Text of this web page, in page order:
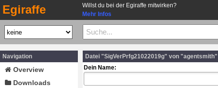
Egiraffe
Willst du bei der Egiraffe mitwirken?
Mehr Infos
Navigation
Overview
Downloads
Datei "SigVerPrfg21022019g" von
Dein Name: